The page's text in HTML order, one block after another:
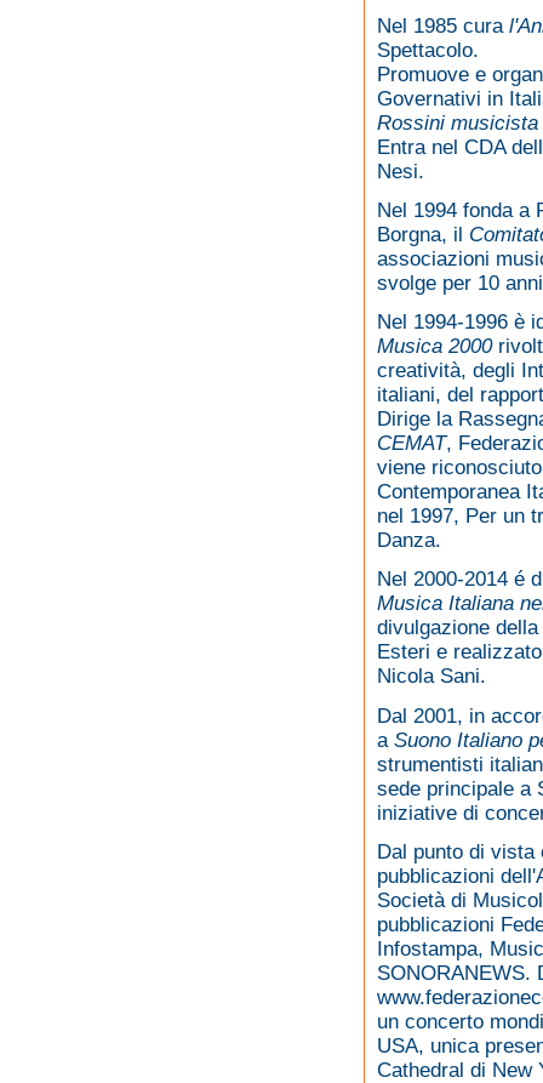
Nel 1985 cura
Spettacolo.
Promuove e
Governativi in
Rossini musicista
Entra nel CDA
Nesi.
Nel 1994 fonda a
Borgna, il
associazioni
svolge per 10
Nel 1994-1996 è
Musica 2000
creatività, degli
italiani, del
Dirige la
CEMAT,
viene
Contemporanea
nel 1997, Per un
Danza.
Nel 2000-2014 é
Musica Italiana
divulgazione
Esteri e
Nicola Sani.
Dal 2001, in
a Suono Italiano
strumentisti
sede principale a
iniziative di
Dal punto di vista
pubblicazioni
Società di
pubblicazioni
Infostampa,
SONORANEWS.
un concerto
USA, unica
Cathedral di New